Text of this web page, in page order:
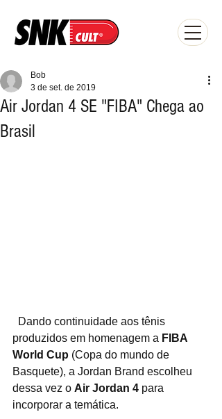
Air Jordan 4 SE "FIBA" Chega ao
Brasil
Bob
3 de set. de 2019
produzidos em homenagem a FIBA
World Cup (Copa do mundo de
Basquete), a Jordan Brand escolheu
dessa vez o Air Jordan 4 para
incorporar a temática.